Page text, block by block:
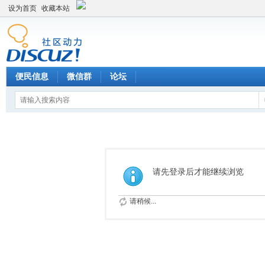
设为首页 收藏本站
便民信息 微信群 论坛
请先登录后才能继续浏览
请稍候...